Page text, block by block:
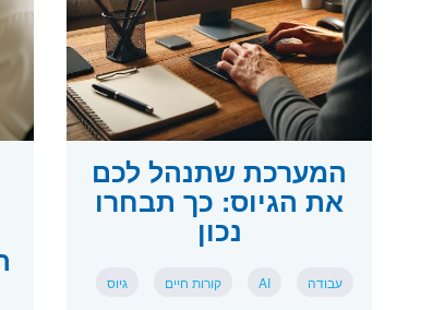
המערכת שתנהל לכם
את הגיוס: כך תבחרו
נכון
עבודה AI קורות חיים גיוס